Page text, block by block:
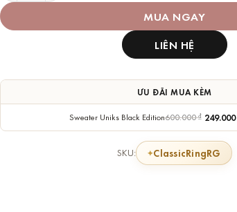
MUA NGAY
LIÊN HỆ
ƯU ĐÃI MUA KÈM
Sweater Uniks Black Edition600.000₫ 249.000
SKU: ClassicRingRG